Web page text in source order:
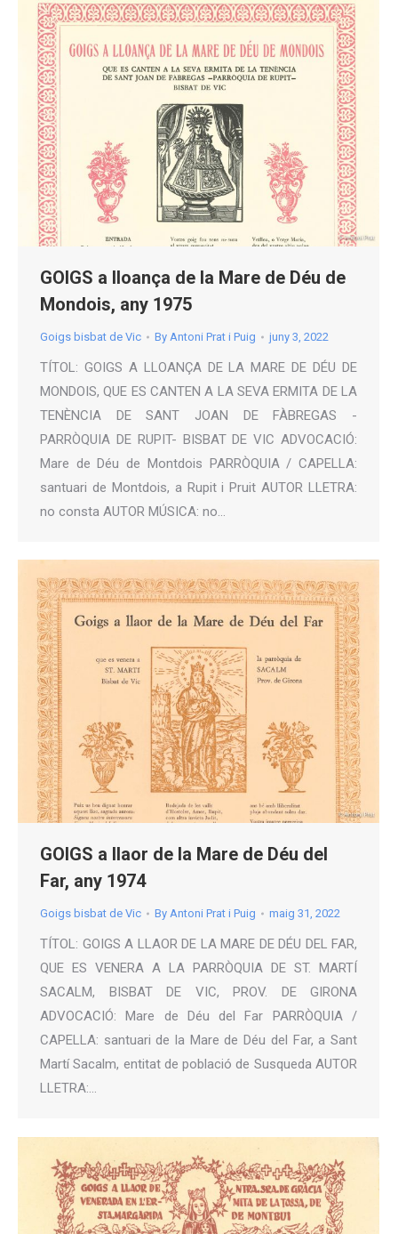
GOIGS a lloança de la Mare de Déu de
Mondois, any 1975
Goigs bisbat de Vic By Antoni Prat i Puig juny 3, 2022
TÍTOL: GOIGS A LLOANÇA DE LA MARE DE DÉU DE
MONDOIS, QUE ES CANTEN A LA SEVA ERMITA DE LA
TENÈNCIA DE SANT JOAN DE FÀBREGAS -
PARRÒQUIA DE RUPIT- BISBAT DE VIC ADVOCACIÓ:
Mare de Déu de Montdois PARRÒQUIA / CAPELLA:
santuari de Montdois, a Rupit i Pruit AUTOR LLETRA:
no consta AUTOR MÚSICA: no…
GOIGS a llaor de la Mare de Déu del
Far, any 1974
Goigs bisbat de Vic By Antoni Prat i Puig maig 31, 2022
TÍTOL: GOIGS A LLAOR DE LA MARE DE DÉU DEL FAR,
QUE ES VENERA A LA PARRÒQUIA DE ST. MARTÍ
SACALM, BISBAT DE VIC, PROV. DE GIRONA
ADVOCACIÓ: Mare de Déu del Far PARRÒQUIA /
CAPELLA: santuari de la Mare de Déu del Far, a Sant
Martí Sacalm, entitat de població de Susqueda AUTOR
LLETRA:…